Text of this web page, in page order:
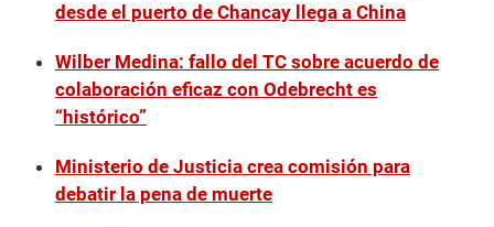
desde el puerto de Chancay llega a China
Wilber Medina: fallo del TC sobre acuerdo de
colaboración eficaz con Odebrecht es
“histórico”
Ministerio de Justicia crea comisión para
debatir la pena de muerte